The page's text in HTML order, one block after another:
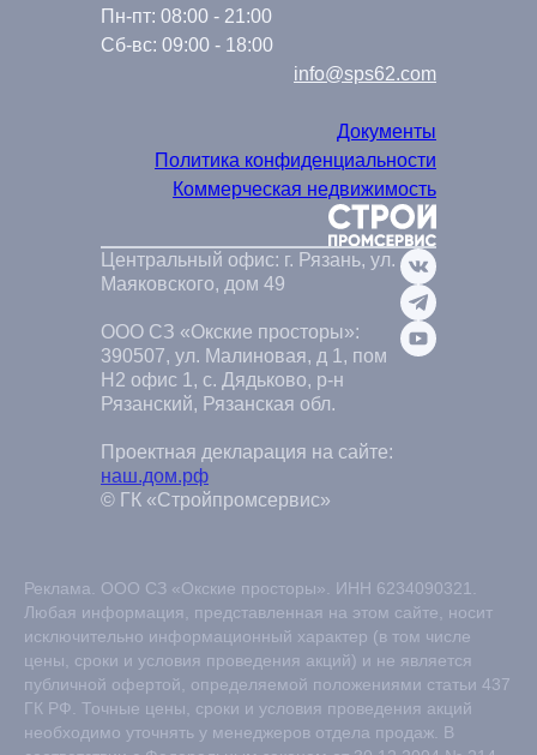
Пн-пт: 08:00 - 21:00
Сб-вс: 09:00 - 18:00
info@sps62.com
Документы
Политика конфиденциальности
Коммерческая недвижимость
Центральный офис: г. Рязань, ул.
Маяковского, дом 49
ООО СЗ «Окские просторы»:
390507, ул. Малиновая, д 1, пом
Н2 офис 1, с. Дядьково, р-н
Рязанский, Рязанская обл.
Проектная декларация на сайте:
наш.дом.рф
© ГК «Стройпромсервис»
Реклама. ООО СЗ «Окские просторы». ИНН 6234090321.
Любая информация, представленная на этом сайте, носит
исключительно информационный характер (в том числе
цены, сроки и условия проведения акций) и не является
публичной офертой, определяемой положениями статьи 437
ГК РФ. Точные цены, сроки и условия проведения акций
необходимо уточнять у менеджеров отдела продаж. В